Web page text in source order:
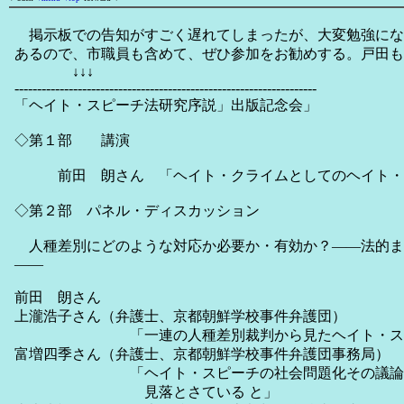
掲示板での告知がすごく遅れてしまったが、大変勉強に
あるので、市職員も含めて、ぜひ参加をお勧めする。戸田
↓↓↓
-------------------------------------------------------------------
「ヘイト・スピーチ法研究序説」出版記念会」
◇第１部 講演
前田 朗さん 「ヘイト・クライムとしてのヘイト・
◇第２部 パネル・ディスカッション
人種差別にどのような対応か必要か・有効か？――法的
――
前田 朗さん
上瀧浩子さん（弁護士、京都朝鮮学校事件弁護団）
「一連の人種差別裁判から見たヘイト・スピ
富増四季さん（弁護士、京都朝鮮学校事件弁護団事務局）
「ヘイト・スピーチの社会問題化その議論か
見落とさている と」